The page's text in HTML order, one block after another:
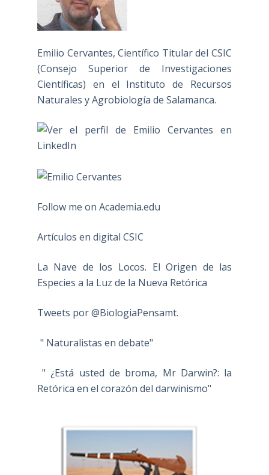
Emilio Cervantes, Científico Titular del CSIC
(Consejo Superior de Investigaciones
Científicas) en el Instituto de Recursos
Naturales y Agrobiología de Salamanca.
Follow me on Academia.edu
Artículos en digital CSIC
La Nave de los Locos. El Origen de las
Especies a la Luz de la Nueva Retórica
Tweets por @BiologiaPensamt.
" Naturalistas en debate"
" ¿Está usted de broma, Mr Darwin?: la
Retórica en el corazón del darwinismo"